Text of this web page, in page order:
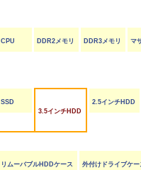
CPU DDR2メモリ DDR3メモリ マ
SSD
3.5インチHDD
2.5インチHDD
リムーバブルHDDケース 外付けドライブケー